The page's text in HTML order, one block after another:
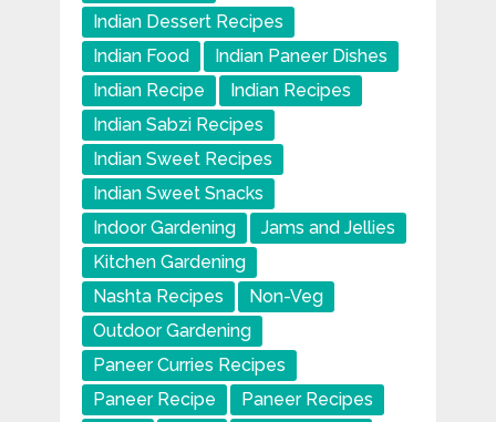
Indian Dessert Recipes
Indian Food
Indian Paneer Dishes
Indian Recipe
Indian Recipes
Indian Sabzi Recipes
Indian Sweet Recipes
Indian Sweet Snacks
Indoor Gardening
Jams and Jellies
Kitchen Gardening
Nashta Recipes
Non-Veg
Outdoor Gardening
Paneer Curries Recipes
Paneer Recipe
Paneer Recipes